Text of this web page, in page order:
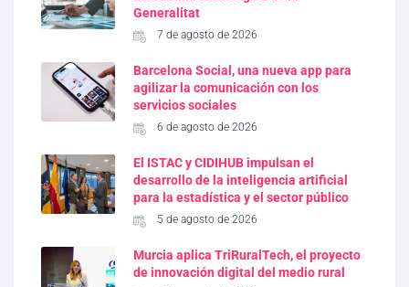
Generalitat
7 de agosto de 2026
Barcelona Social, una nueva app para
agilizar la comunicación con los
servicios sociales
6 de agosto de 2026
El ISTAC y CIDIHUB impulsan el
desarrollo de la inteligencia artificial
para la estadística y el sector público
5 de agosto de 2026
Murcia aplica TriRuralTech, el proyecto
de innovación digital del medio rural